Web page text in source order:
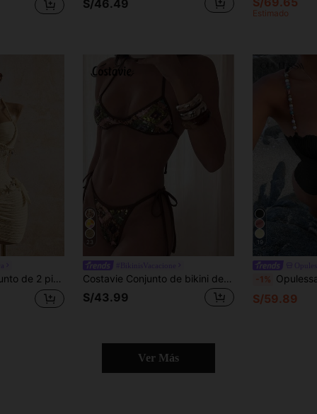
S/46.49
Estimado
top y falda de una pieza con cuerda trenzada y concha de estrella de mar, efecto adelgazante
23
Costavie Conjunto de bikini de 2 piezas con top halter y Bottom tipo tanga, con textura de lentejuelas, traje de baño sexy para vacaciones de primavera/verano en la playa
S/43.99
19
-1% Opulessa Traje de baño de una pieza con
S/59.89
Ver Más